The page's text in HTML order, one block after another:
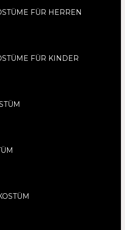
FÜR HERREN
FÜR KINDER